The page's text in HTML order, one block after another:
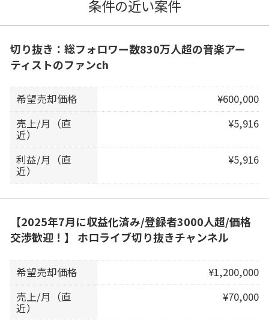
条件の近い案件
切り抜き：総フォロワー数830万人超の音楽アー
ティストのファンch
希望売却価格
¥600,000
売上/月（直
近）
¥5,916
利益/月（直
近）
¥5,916
【2025年7月に収益化済み/登録者3000人超/価格
交渉歓迎！】 ホロライブ切り抜きチャンネル
希望売却価格
¥1,200,000
売上/月（直
近）
¥70,000